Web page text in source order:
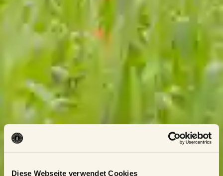
Diese Webseite verwendet Cookies